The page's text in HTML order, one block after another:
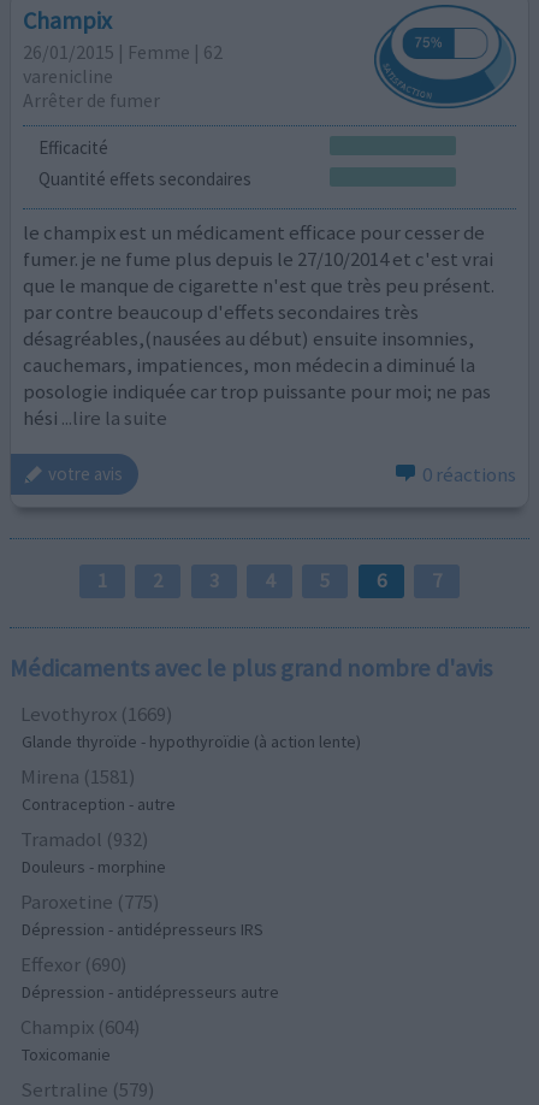
Champix
26/01/2015 | Femme | 62
varenicline
Arrêter de fumer
Efficacité
Quantité effets secondaires
le champix est un médicament efficace pour cesser de
fumer. je ne fume plus depuis le 27/10/2014 et c'est vrai
que le manque de cigarette n'est que très peu présent.
par contre beaucoup d'effets secondaires très
désagréables,(nausées au début) ensuite insomnies,
cauchemars, impatiences, mon médecin a diminué la
posologie indiquée car trop puissante pour moi; ne pas
hési ...lire la suite
votre avis 0 réactions
1 2 3 4 5 6 7
Médicaments avec le plus grand nombre d'avis
Levothyrox (1669)
Glande thyroïde - hypothyroïdie (à action lente)
Mirena (1581)
Contraception - autre
Tramadol (932)
Douleurs - morphine
Paroxetine (775)
Dépression - antidépresseurs IRS
Effexor (690)
Dépression - antidépresseurs autre
Champix (604)
Toxicomanie
Sertraline (579)